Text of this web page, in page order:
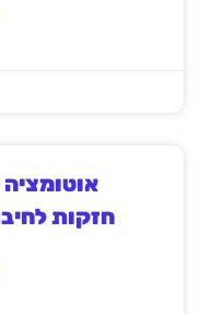
חזקות